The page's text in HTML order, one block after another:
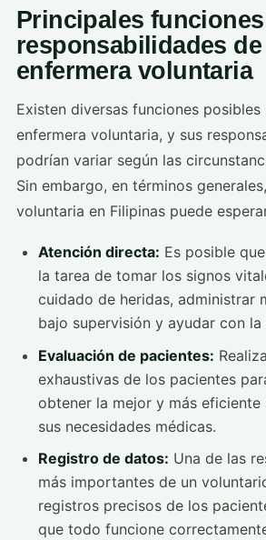
Principales
responsabilidades
enfermera voluntaria
Existen diversas funciones posibles
enfermera voluntaria, y sus
podrían variar según las
Sin embargo, en términos
voluntaria en Filipinas puede
Atención directa: Es posible
la tarea de tomar los signos
cuidado de heridas, administrar
bajo supervisión y ayudar con la
Evaluación de pacientes:
exhaustivas de los pacientes
obtener la mejor y más eficiente
sus necesidades médicas.
Registro de datos: Una de las
más importantes de un
registros precisos de los
que todo funcione